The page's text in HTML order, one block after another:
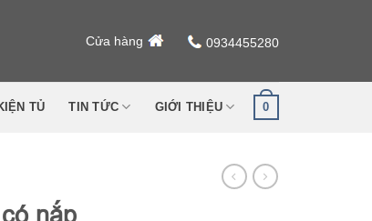
Cửa hàng 0934455280
TỦ TIN TỨC GIỚI THIỆU 0
nắp